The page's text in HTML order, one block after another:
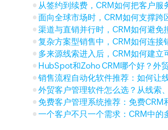
从签约到续费，CRM如何把客户服
面向全球市场时，CRM如何支撑跨
渠道与直销并行时，CRM如何避免
复杂方案型销售中，CRM如何连接
多来源线索进入后，CRM如何建立
HubSpot和Zoho CRM哪个好？外
销售流程自动化软件推荐：如何让
外贸客户管理软件怎么选？从线索
免费客户管理系统推荐：免费CRM
一个客户不只一个需求：CRM中的